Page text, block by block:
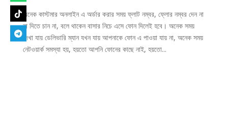
অনেক কাস্টমার অনলাইন এ অর্ডার করার সময় ফ্লাট নম্বর, ফ্লোর নম্বর দেন না
বা দিতে চান না, বলে থাকেন বাসার নিচে এসে ফোন দিলেই হবে। অনেক সময়
দেখা যায় ডেলিভারি ম্যান যখন যায় আপনাকে ফোন এ পাওয়া যায় না, অনেক সময়
নেটওয়ার্ক সমস্যা হয়, হয়তো আপনি ফোনের কাছে নাই, হয়তো...